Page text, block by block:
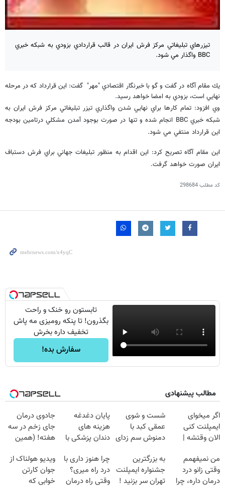
تيزرهاي تبليغاتي مركز فرش ايران در قالب قراردادي بزودي به شبكه خبري
BBC واگذار مي شود.
يك مقام آگاه در گفت و گو با خبرنگار اقتصادي "مهر" گفت: اين قرارداد كه در مرحله
نهايي است، بزودي به امضا خواهد رسيد.
وي افزود: تمام كارها براي نهايي شدن واگذاري تيزر تبليغاتي مركز فرش ايران به
شبكه خبري BBC انجام شده و تنها در صورت بوجود آمدن مشكلي درتامين بودجه
اين قرارداد منتفي مي شود.
اين مقام آگاه تصريح كرد: اين اقدام به منظور تبليغات جهاني براي فرش دستباف
ايران صورت خواهد گرفت.
کد مطلب298684
تابستون رو خنک و راحت
بگذرون! تا پنکه رومیزی مه پاش
تخفیف داره بخرش
سفارش بده!
مطالب پیشنهادی
اگر میخوای
ایمپلنت کنی
الان وقتشه |
میلیون تومان!!!
شست و شوی
عمقی کبد با
دمنوش سم زدای
پایان دغدغه
هزینه های
دندان پزشکی با
خانگی
جادوی درمان
جای زخم در سه
هفته! (همین
صحبت کنید)
من نمیفهمم
وقتی زانو درد
درمان داره، چرا
به بزرگترین
جشنواره ایمپلنت
تهران سر بزنید !
چرا هنوز داری با
درد راه میری؟
وقتی راه درمان
ویدیو هولناک از
جوان کارتن
خوابی که